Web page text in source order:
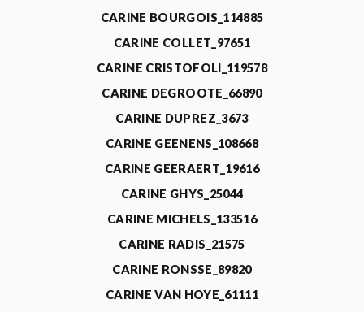
CARINE BOURGOIS_114885
CARINE COLLET_97651
CARINE CRISTOFOLI_119578
CARINE DEGROOTE_66890
CARINE DUPREZ_3673
CARINE GEENENS_108668
CARINE GEERAERT_19616
CARINE GHYS_25044
CARINE MICHELS_133516
CARINE RADIS_21575
CARINE RONSSE_89820
CARINE VAN HOYE_61111